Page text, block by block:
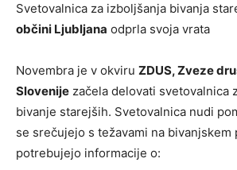
Svetovalnica za izboljšanja bivanja
občini Ljubljana odprla svoja vrata
Novembra je v okviru ZDUS, Zveze
Slovenije začela delovati svetovalnica
bivanje starejših. Svetovalnica nudi
se srečujejo s težavami na bivanjskem
potrebujejo informacije o: